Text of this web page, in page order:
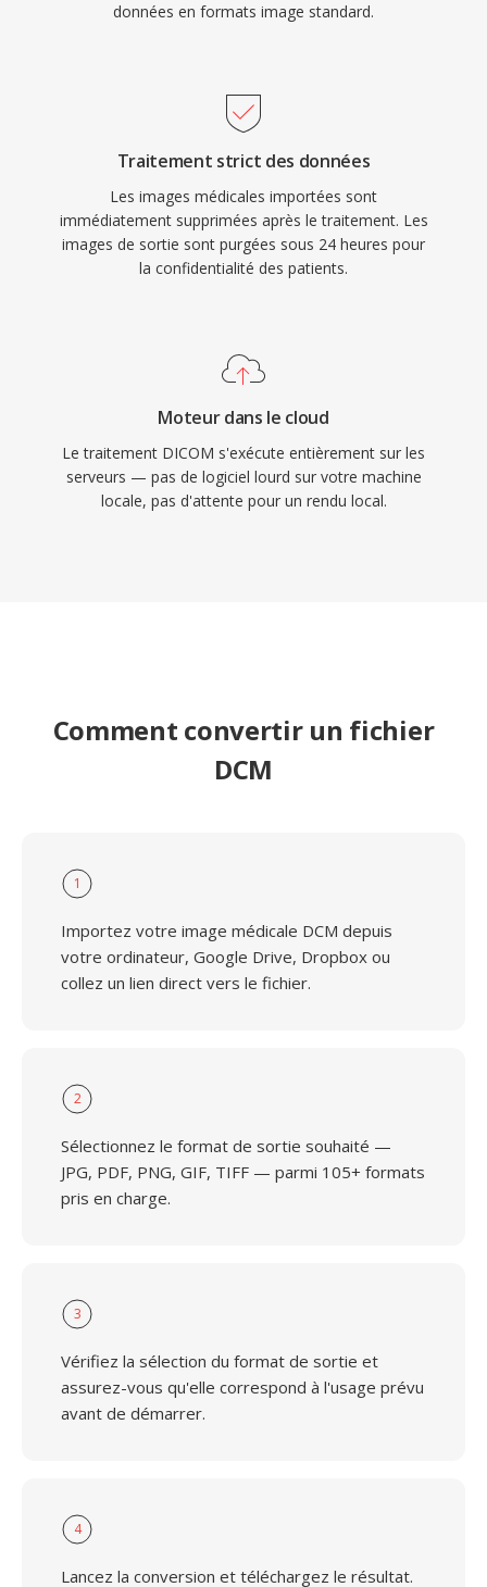
données en formats image standard.
Traitement strict des données
Les images médicales importées sont
immédiatement supprimées après le traitement. Les
images de sortie sont purgées sous 24 heures pour
la confidentialité des patients.
Moteur dans le cloud
Le traitement DICOM s'exécute entièrement sur les
serveurs — pas de logiciel lourd sur votre machine
locale, pas d'attente pour un rendu local.
Comment convertir un fichier
DCM
1
Importez votre image médicale DCM depuis
votre ordinateur, Google Drive, Dropbox ou
collez un lien direct vers le fichier.
2
Sélectionnez le format de sortie souhaité —
JPG, PDF, PNG, GIF, TIFF — parmi 105+ formats
pris en charge.
3
Vérifiez la sélection du format de sortie et
assurez-vous qu'elle correspond à l'usage prévu
avant de démarrer.
4
Lancez la conversion et téléchargez le résultat.